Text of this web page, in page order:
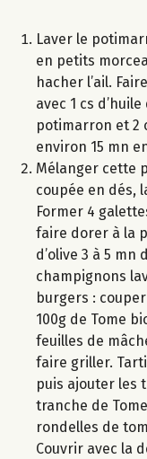
Laver le
en petits
hacher l’ail.
avec 1 cs
potimarron et 2
environ 15 mn
Mélanger cette
coupée en dés,
Former 4
faire dorer à la
d’olive 3 à 5 mn
champignons
burgers :
100g de Tome
feuilles de
faire griller.
puis ajouter les
tranche de
rondelles de
Couvrir avec la